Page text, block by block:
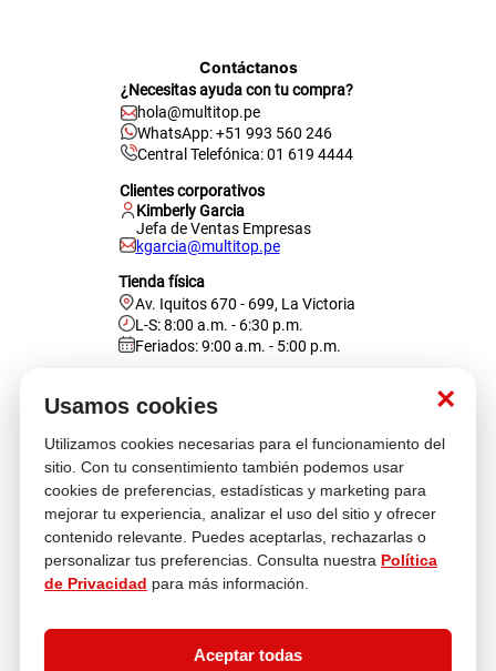
×
Usamos cookies
Utilizamos cookies necesarias para el funcionamiento del
sitio. Con tu consentimiento también podemos usar
cookies de preferencias, estadísticas y marketing para
mejorar tu experiencia, analizar el uso del sitio y ofrecer
contenido relevante. Puedes aceptarlas, rechazarlas o
personalizar tus preferencias. Consulta nuestra Política
de Privacidad para más información.
Aceptar todas
Contáctanos
¿Necesitas ayuda con tu compra?
hola@multitop.pe
WhatsApp: +51 993 560 246
Central Telefónica: 01 619 4444
Clientes corporativos
Kimberly Garcia
Jefa de Ventas Empresas
kgarcia@multitop.pe
Tienda física
Av. Iquitos 670 - 699, La Victoria
L-S: 8:00 a.m. - 6:30 p.m.
Feriados: 9:00 a.m. - 5:00 p.m.
Atención al cliente
Descubre más